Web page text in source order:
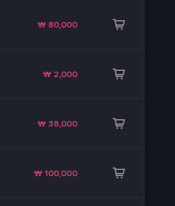
₩ 80,000
₩ 2,000
₩ 38,000
₩ 100,000